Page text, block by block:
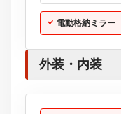
電動格納ミラー
外装・内装